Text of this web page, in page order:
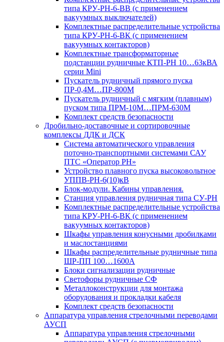
типа КРУ-РН-6-ВВ (с применением
вакуумных выключателей)
Комплектные распределительные устройства
типа КРУ-РН-6-ВК (с применением
вакуумных контакторов)
Комплектные трансформаторные
подстанции рудничные КТП-РН 10…63кВА
серии Mini
Пускатель рудничный прямого пуска
ПР-0,4М…ПР-800М
Пускатель рудничный с мягким (плавным)
пуском типа ПРМ-10М…ПРМ-630М
Комплект средств безопасности
Дробильно-доставочные и сортировочные
комплексы ДДК и ДСК
Система автоматического управления
поточно-транспортными системами САУ
ПТС «Оператор РН»
Устройство плавного пуска высоковольтное
УППВ-РН-6(10)кВ
Блок-модули. Кабины управления.
Станция управления рудничная типа СУ-РН
Комплектные распределительные устройства
типа КРУ-РН-6-ВК (с применением
вакуумных контакторов)
Шкафы управления конусными дробилками
и маслостанциями
Шкафы распределительные рудничные типа
ШР-ПП 100…1600А
Блоки сигнализации рудничные
Светофоры рудничные СФ
Металлоконструкции для монтажа
оборудования и прокладки кабеля
Комплект средств безопасности
Аппаратура управления стрелочными переводами
АУСП
Аппаратура управления стрелочными